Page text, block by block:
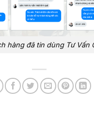
hàng đã tin dùng Tư Vấn